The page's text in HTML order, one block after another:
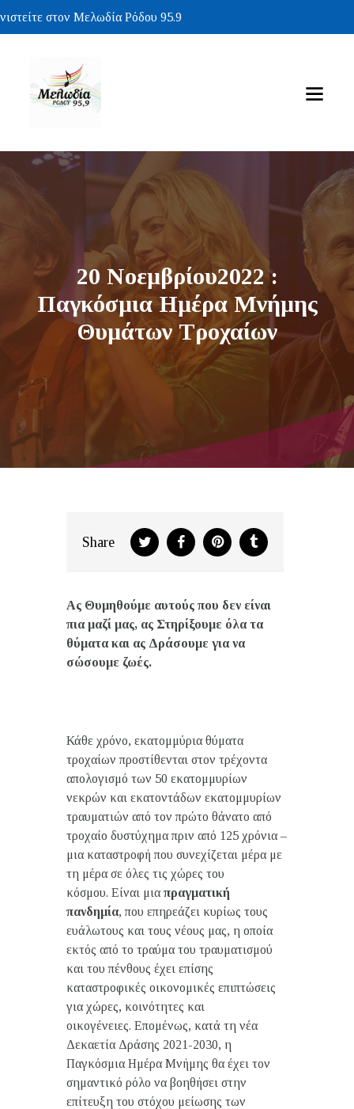
στον Μελωδία Ρόδου 95.9
20 Νοεμβρίου2022 :
Παγκόσμια Ημέρα Μνήμης
Θυμάτων Τροχαίων
Share
Ας Θυμηθούμε αυτούς που δεν είναι
πια μαζί μας, ας Στηρίξουμε όλα τα
θύματα και ας Δράσουμε για να
σώσουμε ζωές.
Κάθε χρόνο, εκατομμύρια θύματα
τροχαίων προστίθενται στον τρέχοντα
απολογισμό των 50 εκατομμυρίων
νεκρών και εκατοντάδων εκατομμυρίων
τραυματιών από τον πρώτο θάνατο από
τροχαίο δυστύχημα πριν από 125 χρόνια –
μια καταστροφή που συνεχίζεται μέρα με
τη μέρα σε όλες τις χώρες του
κόσμου. Είναι μια πραγματική
πανδημία, που επηρεάζει κυρίως τους
ευάλωτους και τους νέους μας, η οποία
εκτός από το τραύμα του τραυματισμού
και του πένθους έχει επίσης
καταστροφικές οικονομικές επιπτώσεις
για χώρες, κοινότητες και
οικογένειες. Επομένως, κατά τη νέα
Δεκαετία Δράσης 2021-2030, η
Παγκόσμια Ημέρα Μνήμης θα έχει τον
σημαντικό ρόλο να βοηθήσει στην
επίτευξη του στόχου μείωσης των